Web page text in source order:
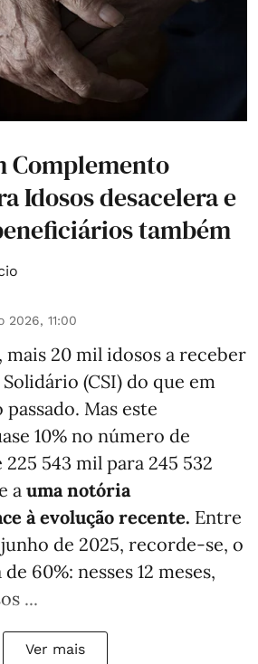
Complemento
Idosos desacelera e
também
2026, 11:00
mais 20 mil idosos a receber
(CSI) do que em
Mas este
10% no número de
543 mil para 245 532
a uma notória
à evolução recente. Entre
de 2025, recorde-se, o
60%: nesses 12 meses,
...
Ver mais